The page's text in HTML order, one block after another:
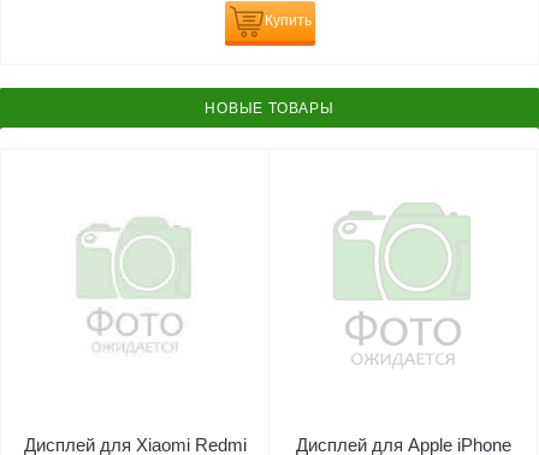
Купить
НОВЫЕ ТОВАРЫ
Дисплей для Xiaomi Redmi Дисплей для Apple iPhone